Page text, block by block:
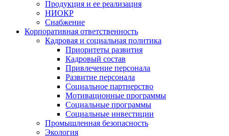
Продукция и ее реализация
НИОКР
Снабжение
Корпоративная ответственность
Кадровая и социальная политика
Приоритеты развития
Кадровый состав
Привлечение персонала
Развитие персонала
Социальное партнерство
Мотивационные программы
Социальные программы
Социальные инвестиции
Промышленная безопасность
Экология